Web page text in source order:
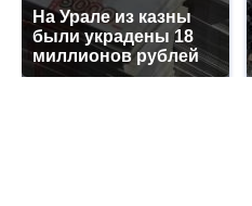
На Урале из казны
были украдены 18
миллионов рублей